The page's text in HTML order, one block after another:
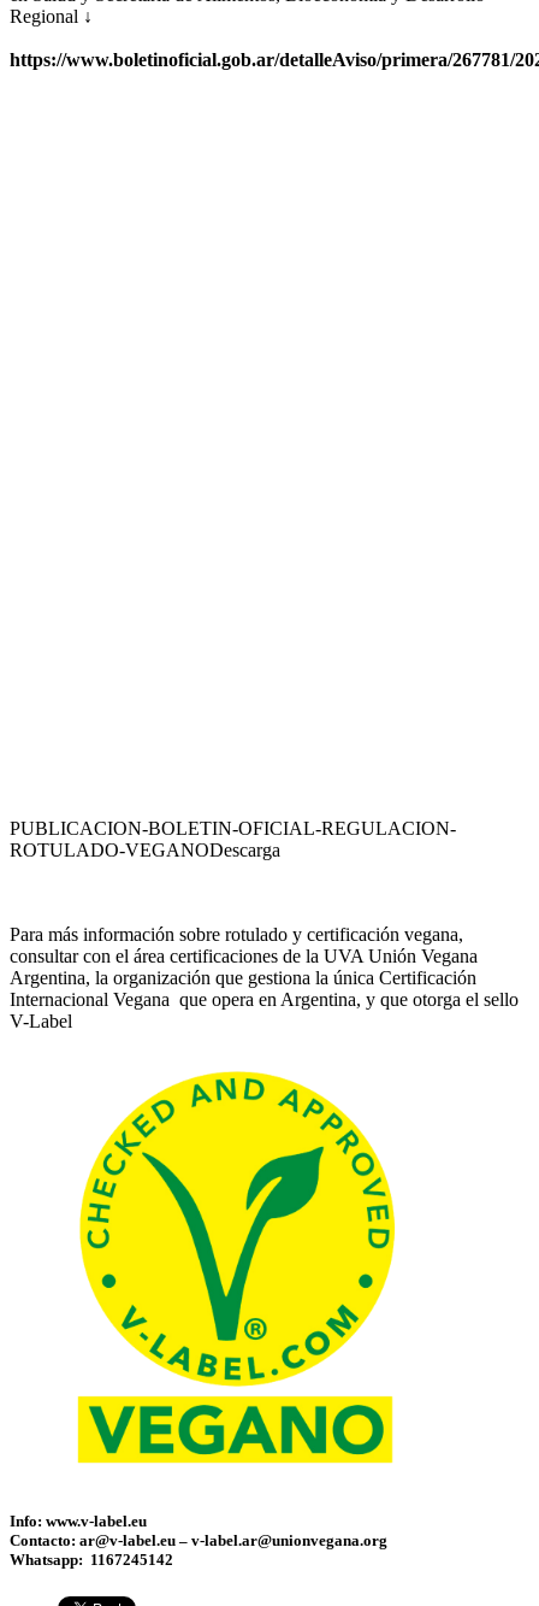
Regional ↓
https://www.boletinoficial.gob.ar/detalleAviso/primera/267781/
PUBLICACION-BOLETIN-OFICIAL-REGULACION-
ROTULADO-VEGANODescarga
Para más información sobre rotulado y certificación vegana,
consultar con el área certificaciones de la UVA Unión Vegana
Argentina, la organización que gestiona la única Certificación
Internacional Vegana que opera en Argentina, y que otorga el sello
V-Label
Info: www.v-label.eu
Contacto: ar@v-label.eu – v-label.ar@unionvegana.org
Whatsapp: 1167245142